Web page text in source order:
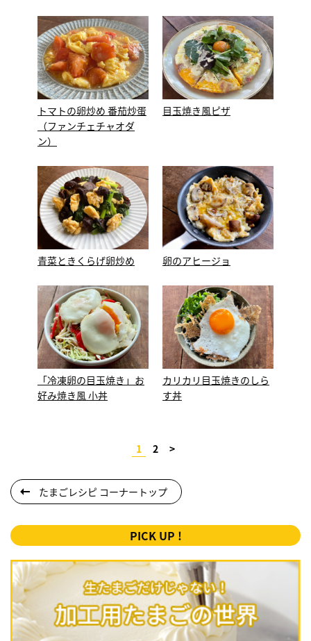
トマトの卵炒め 番茄炒蛋
（ファンチェチャオダ
ン）
目玉焼き風ピザ
青菜ときくらげ卵炒め 卵のアヒージョ
「冷凍卵の目玉焼き」お
好み焼き風 小丼
カリカリ目玉焼きのしら
す丼
1 2 >
たまごレシピ コーナートップ
PICK UP !